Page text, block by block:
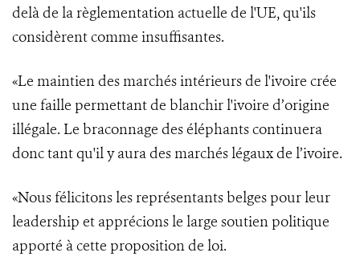
delà de la règlementation actuelle de l'UE, qu'ils
considèrent comme insuffisantes.
«Le maintien des marchés intérieurs de l'ivoire crée
une faille permettant de blanchir l'ivoire d’origine
illégale. Le braconnage des éléphants continuera
donc tant qu'il y aura des marchés légaux de l’ivoire.
«Nous félicitons les représentants belges pour leur
leadership et apprécions le large soutien politique
apporté à cette proposition de loi.